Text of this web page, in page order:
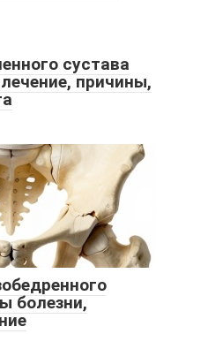
сустава
причины,
болезни,